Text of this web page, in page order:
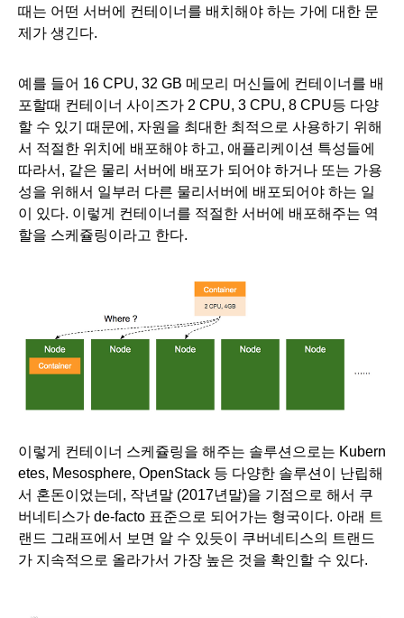
때는 어떤 서버에 컨테이너를 배치해야 하는 가에 대한 문
제가 생긴다.
예를 들어 16 CPU, 32 GB 메모리 머신들에 컨테이너를 배
포할때 컨테이너 사이즈가 2 CPU, 3 CPU, 8 CPU등 다양
할 수 있기 때문에, 자원을 최대한 최적으로 사용하기 위해
서 적절한 위치에 배포해야 하고, 애플리케이션 특성들에
따라서, 같은 물리 서버에 배포가 되어야 하거나 또는 가용
성을 위해서 일부러 다른 물리서버에 배포되어야 하는 일
이 있다. 이렇게 컨테이너를 적절한 서버에 배포해주는 역
할을 스케쥴링이라고 한다.
이렇게 컨테이너 스케쥴링을 해주는 솔루션으로는 Kubern
etes, Mesosphere, OpenStack 등 다양한 솔루션이 난립해
서 혼돈이었는데, 작년말 (2017년말)을 기점으로 해서 쿠
버네티스가 de-facto 표준으로 되어가는 형국이다. 아래 트
랜드 그래프에서 보면 알 수 있듯이 쿠버네티스의 트랜드
가 지속적으로 올라가서 가장 높은 것을 확인할 수 있다.